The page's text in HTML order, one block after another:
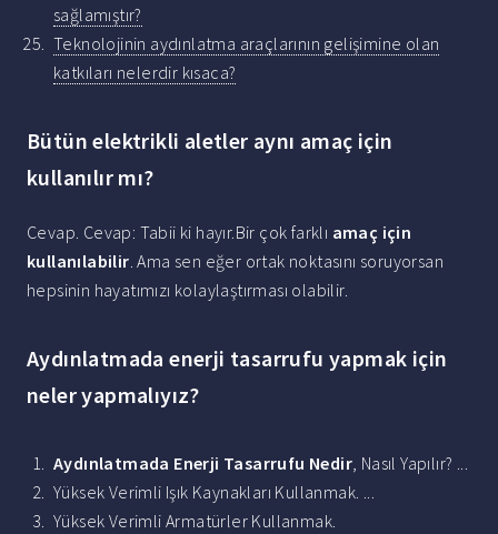
sağlamıştır?
Teknolojinin aydınlatma araçlarının gelişimine olan
katkıları nelerdir kısaca?
Bütün elektrikli aletler aynı amaç için
kullanılır mı?
Cevap. Cevap: Tabii ki hayır.Bir çok farklı amaç için
kullanılabilir. Ama sen eğer ortak noktasını soruyorsan
hepsinin hayatımızı kolaylaştırması olabilir.
Aydınlatmada enerji tasarrufu yapmak için
neler yapmalıyız?
Aydınlatmada Enerji Tasarrufu Nedir, Nasıl Yapılır? ...
Yüksek Verimli Işık Kaynakları Kullanmak. ...
Yüksek Verimli Armatürler Kullanmak.